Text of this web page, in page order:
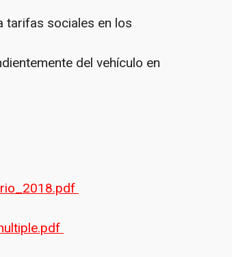
tarifas sociales en los
del vehículo en